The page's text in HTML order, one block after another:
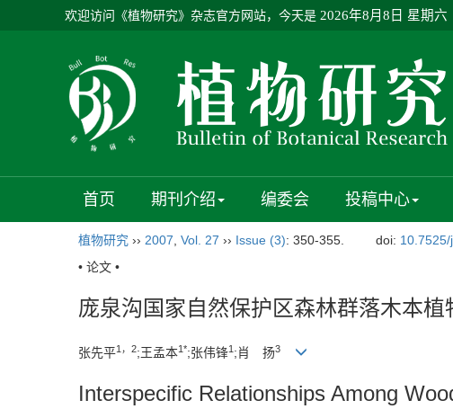
欢迎访问《植物研究》杂志官方网站，今天是 2026年8月8日 星期六
首页 期刊介绍 编委会 投稿中心
植物研究 ›› 2007 Vol. 27 ›› Issue (3): 350-355. doi:
• 论文 •
庞泉沟国家自然保护区森林群落木本植
张先平1，2;王孟本1*;张伟锋1 ;肖 扬3
Interspecific Relationships Among